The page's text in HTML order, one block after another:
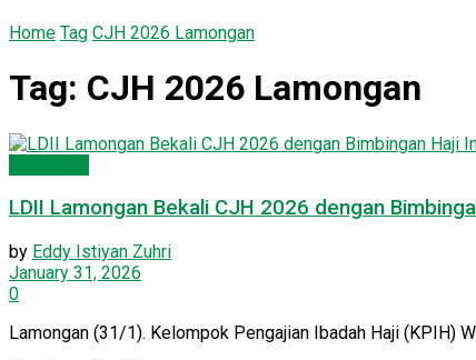
Home Tag CJH 2026 Lamongan
Tag: CJH 2026 Lamongan
LDII Lamongan Bekali CJH 2026 dengan
by Eddy Istiyan Zuhri
January 31, 2026
0
Lamongan (31/1). Kelompok Pengajian Ibadah Haji (KPIH)